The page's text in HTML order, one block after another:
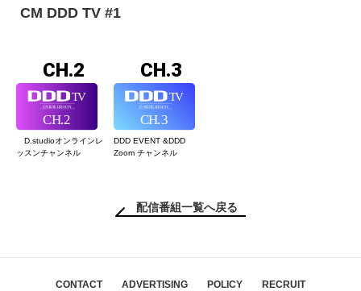
CM DDD TV #1
CH.2
D.studioオンラインレ
ッスンチャンネル
CH.3
DDD EVENT &DDD
Zoom チャンネル
配信番組一覧へ戻る
CONTACT ADVERTISING POLICY RECRUIT